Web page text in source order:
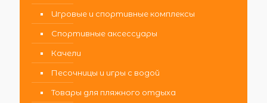
Игровые и спортивные комплексы
Спортивные аксессуары
Качели
Песочницы и игры с водой
Товары для пляжного отдыха